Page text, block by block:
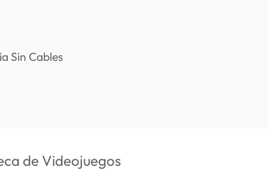
de Videojuegos